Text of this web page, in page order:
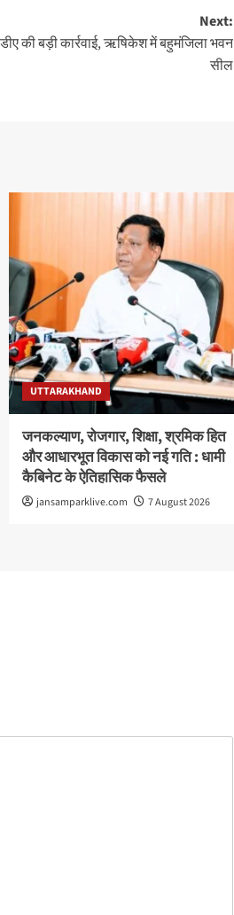
Next:
की बड़ी कार्रवाई, ऋषिकेश में बहुमंजिला भवन
सील
UTTARAKHAND
जनकल्याण, रोजगार, शिक्षा, श्रमिक हित
और आधारभूत विकास को नई गति : धामी
कैबिनेट के ऐतिहासिक फैसले
jansamparklive.com 7 August 2026